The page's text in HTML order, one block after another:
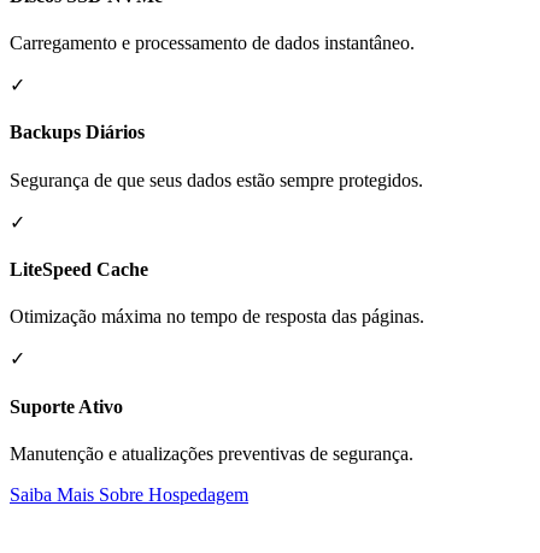
Carregamento e processamento de dados instantâneo.
✓
Backups Diários
Segurança de que seus dados estão sempre protegidos.
✓
LiteSpeed Cache
Otimização máxima no tempo de resposta das páginas.
✓
Suporte Ativo
Manutenção e atualizações preventivas de segurança.
Saiba Mais Sobre Hospedagem